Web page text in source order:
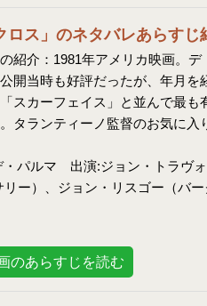
ロス」のネタバレあらすじ
の紹介：1981年アメリカ映画。デ
開当時も好評だったが、年月を
スカーフェイス」と並んで最も
タランティーノ監督のお気に入
・パルマ 出演:ジョン・トラヴ
ー）、ジョン・リスゴー（バー
のあらすじを読む